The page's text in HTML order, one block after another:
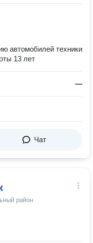
автомобилей техники
13 лет
—
Чат
район